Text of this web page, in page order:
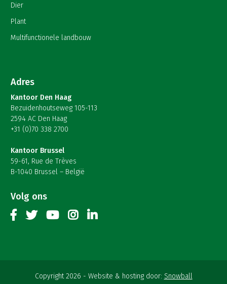
Dier
Plant
Multifunctionele landbouw
Adres
Kantoor Den Haag
Bezuidenhoutseweg 105-113
2594 AC Den Haag
+31 (0)70 338 2700
Kantoor Brussel
59-61, Rue de Trèves
B-1040 Brussel – België
Volg ons
Copyright 2026 Website & hosting door: Snowball